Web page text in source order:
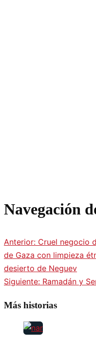
Navegación
Anterior: Cruel negocio
de Gaza con limpieza
desierto de Neguev
Siguiente: Ramadán y
Más historias